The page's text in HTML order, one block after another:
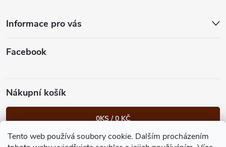
Tento web používá soubory cookie. Dalším procházením
Informace pro vás
Facebook
Nákupní košík
0KS /0 KČ